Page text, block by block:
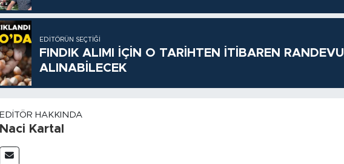
EDITÖRÜN SEÇTIĞI
FINDIK ALIMI İÇİN O TARİHTEN İTİBAREN RANDEVU
ALINABİLECEK
EDITÖR HAKKINDA
Naci Kartal